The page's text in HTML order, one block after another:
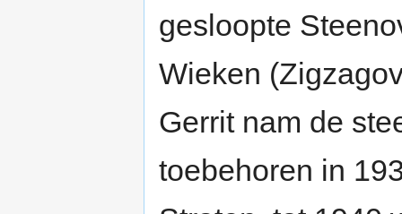
gesloopte
Wieken
Gerrit nam de
toebehoren in